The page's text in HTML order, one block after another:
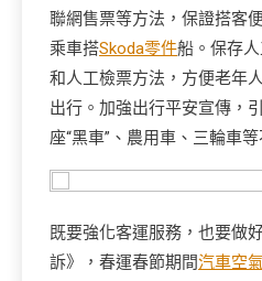
聯網售票等方法，保證搭客
乘車搭Skoda零件船。保存
和人工檢票方法，方便老年
出行。加強出行平安宣傳，
座“黑車”、農用車、三輪車
既要強化客運服務，也要做
訴》，春運春節期間汽車空